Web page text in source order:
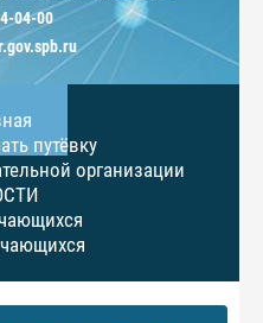
04-00
путёвку
организации